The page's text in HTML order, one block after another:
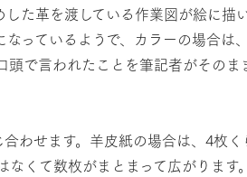
た革を渡している作業図が絵に描
っているようで、カラーの場合は
で言われたことを筆記者がその
わせます。羊皮紙の場合は、4枚
くて数枚がまとまって広がりま